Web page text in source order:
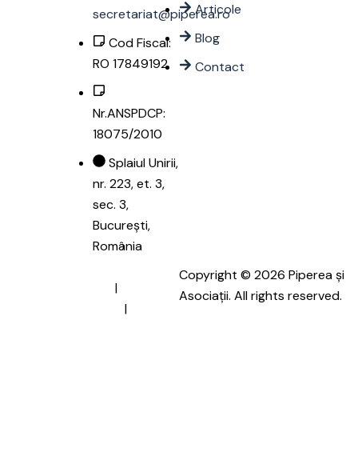
secretariat@piperea.ro
Cod Fiscal:
RO 17849192
Nr.ANSPDCP:
18075/2010
Splaiul Unirii,
nr. 223, et. 3,
sec. 3,
București,
România
Articole
Blog
Contact
|
|
Copyright © 2026 Piperea și
Asociații. All rights reserved.